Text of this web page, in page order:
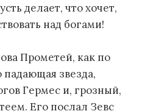
делает, что хочет,
над богами!
Прометей, как по
падающая звезда,
Гермес и, грозный,
Его послал Зевс